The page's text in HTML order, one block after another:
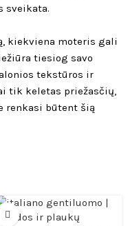
sveikata.
kiekviena moteris gali
tiesiog savo
tekstūros ir
tik keletas priežasčių,
renkasi būtent šią